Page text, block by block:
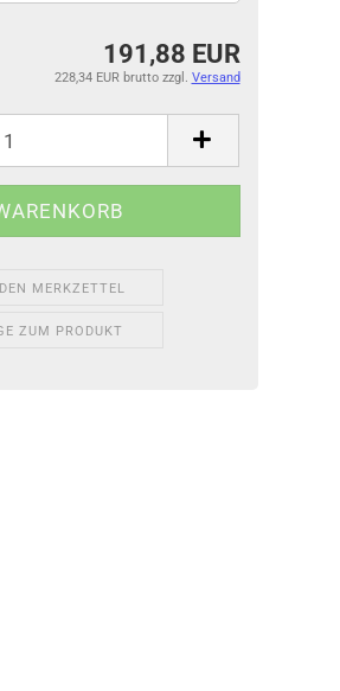
191,88 EUR
228,34 EUR bruttozzgl. Versand
MERKZETTEL
ZUM PRODUKT